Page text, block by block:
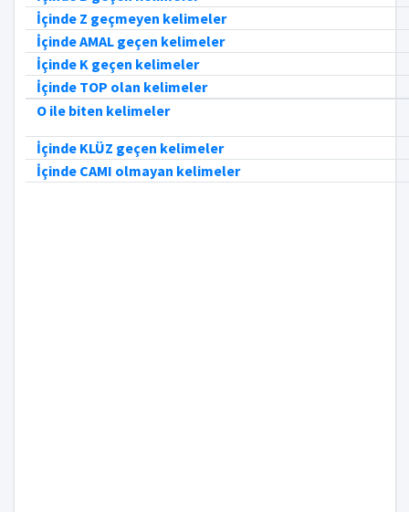
İçinde Z geçmeyen kelimeler
İçinde AMAL geçen kelimeler
İçinde K geçen kelimeler
İçinde TOP olan kelimeler
O ile biten kelimeler
İçinde KLÜZ geçen kelimeler
İçinde CAMI olmayan kelimeler